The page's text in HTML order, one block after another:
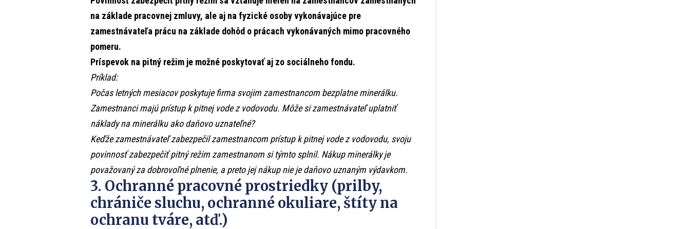
na základe pracovnej zmluvy, ale aj na fyzické osoby vykonávajúce pre
zamestnávateľa prácu na základe dohôd o prácach vykonávaných mimo pracovného
pomeru.
Príspevok na pitný režim je možné poskytovať aj zo sociálneho fondu.
Príklad:
Počas letných mesiacov poskytuje firma svojim zamestnancom bezplatne minerálku.
Zamestnanci majú prístup k pitnej vode z vodovodu. Môže si zamestnávateľ uplatniť
náklady na minerálku ako daňovo uznateľné?
Keďže zamestnávateľ zabezpečil zamestnancom prístup k pitnej vode z vodovodu, svoju
povinnosť zabezpečiť pitný režim zamestnanom si týmto splnil. Nákup minerálky je
považovaný za dobrovoľné plnenie, a preto jej nákup nie je daňovo uznaným výdavkom.
3. Ochranné pracovné prostriedky (prilby,
chrániče sluchu, ochranné okuliare, štíty na
ochranu tváre, atď.)